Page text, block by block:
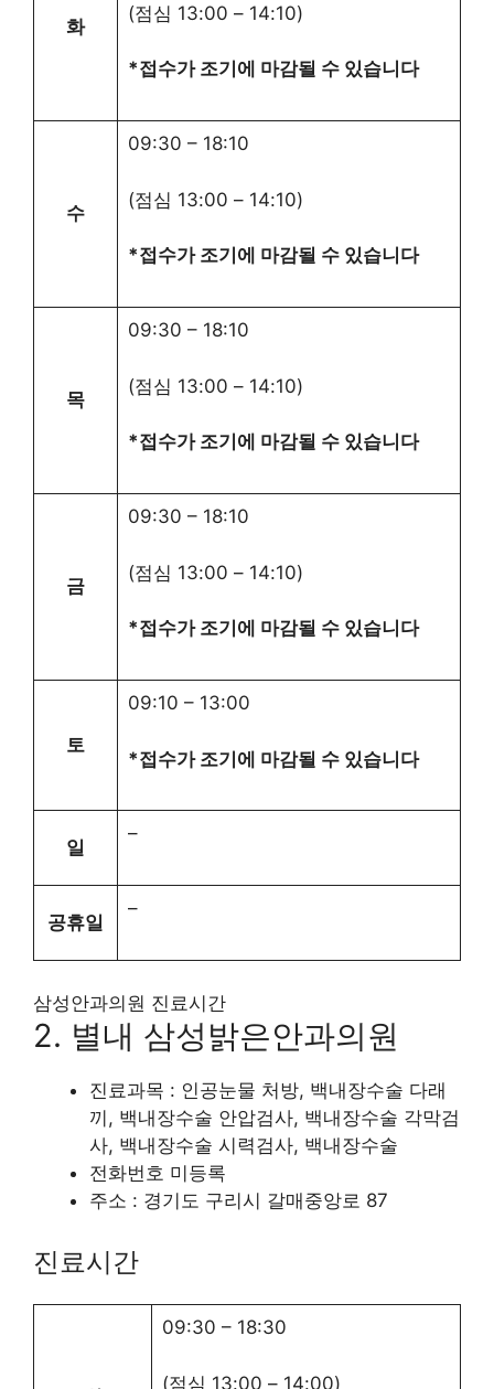
화
(점심 13:00 – 14:10)
*접수가 조기에 마감될 수 있습니다
수
09:30 – 18:10
(점심 13:00 – 14:10)
*접수가 조기에 마감될 수 있습니다
목
09:30 – 18:10
(점심 13:00 – 14:10)
*접수가 조기에 마감될 수 있습니다
금
09:30 – 18:10
(점심 13:00 – 14:10)
*접수가 조기에 마감될 수 있습니다
토
09:10 – 13:00
*접수가 조기에 마감될 수 있습니다
일
–
공휴일
–
삼성안과의원 진료시간
2. 별내 삼성밝은안과의원
진료과목 : 인공눈물 처방, 백내장수술 다래
끼, 백내장수술 안압검사, 백내장수술 각막검
사, 백내장수술 시력검사, 백내장수술
전화번호 미등록
주소 : 경기도 구리시 갈매중앙로 87
진료시간
09:30 – 18:30
(점심 13:00 – 14:00)